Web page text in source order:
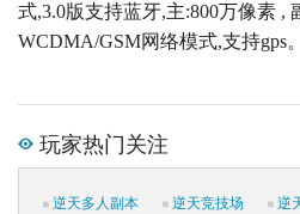
式,3.0版支持蓝牙,主:800万像素 ,
WCDMA/GSM网络模式,支持gps。
玩家热门关注
逆天多人副本 逆天竞技场
逆